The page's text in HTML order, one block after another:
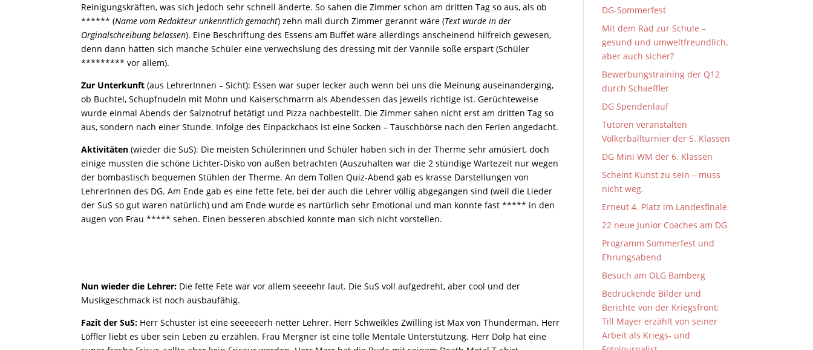
Reinigungskräften, was sich jedoch sehr schnell änderte. So sahen die Zimmer schon am dritten Tag so aus, als ob
****** (Name vom Redakteur unkenntlich gemacht) zehn mall durch Zimmer gerannt wäre (Text wurde in der
Orginalschreibung belassen). Eine Beschriftung des Essens am Buffet wäre allerdings anscheinend hilfreich gewesen,
denn dann hätten sich manche Schüler eine verwechslung des dressing mit der Vannile soße erspart (Schüler
********* vor allem).
Zur Unterkunft (aus LehrerInnen – Sicht): Essen war super lecker auch wenn bei uns die Meinung auseinanderging,
ob Buchtel, Schupfnudeln mit Mohn und Kaiserschmarrn als Abendessen das jeweils richtige ist. Gerüchteweise
wurde einmal Abends der Salznotruf betätigt und Pizza nachbestellt. Die Zimmer sahen nicht erst am dritten Tag so
aus, sondern nach einer Stunde. Infolge des Einpackchaos ist eine Socken – Tauschbörse nach den Ferien angedacht.
Aktivitäten (wieder die SuS): Die meisten Schülerinnen und Schüler haben sich in der Therme sehr amüsiert, doch
einige mussten die schöne Lichter-Disko von außen betrachten (Auszuhalten war die 2 stündige Wartezeit nur wegen
der bombastisch bequemen Stühlen der Therme. An dem Tollen Quiz-Abend gab es krasse Darstellungen von
LehrerInnen des DG. Am Ende gab es eine fette fete, bei der auch die Lehrer völlig abgegangen sind (weil die Lieder
der SuS so gut waren natürlich) und am Ende wurde es nartürlich sehr Emotional und man konnte fast ***** in den
augen von Frau ***** sehen. Einen besseren abschied konnte man sich nicht vorstellen.
Nun wieder die Lehrer: Die fette Fete war vor allem seeeehr laut. Die SuS voll aufgedreht, aber cool und der
Musikgeschmack ist noch ausbaufähig.
Fazit der SuS: Herr Schuster ist eine seeeeeerh netter Lehrer. Herr Schweikles Zwilling ist Max von Thunderman. Herr
Löffler liebt es über sein Leben zu erzählen. Frau Mergner ist eine tolle Mentale Unterstützung. Herr Dolp hat eine
DG-Sommerfest
Mit dem Rad zur Schule –
gesund und umweltfreundlich,
aber auch sicher?
Bewerbungstraining der Q12
durch Schaeffler
DG Spendenlauf
Tutoren veranstalten
Völkerballturnier der 5. Klassen
DG Mini WM der 6. Klassen
Scheint Kunst zu sein – muss
nicht weg.
Erneut 4. Platz im Landesfinale
22 neue Junior Coaches am DG
Programm Sommerfest und
Ehrungsabend
Besuch am OLG Bamberg
Bedrückende Bilder und
Berichte von der Kriegsfront:
Till Mayer erzählt von seiner
Arbeit als Kriegs- und